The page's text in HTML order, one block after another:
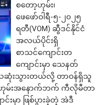
စတော့ဟုမ်း၊
ဖေဖော်ဝါရီ-၅-၂၀၂၅
ရတီ(VOM) ဆွီဒင်နိုင်ငံ
အလယ်ပိုင်းရှိ
စာသင်ကျောင်းတ
ကျောင်းမှာ သေနတ်
ေဆုံးသွားတယ်လို့ တာဝန်ရှိသူ
ဟုမ်းအနောက်ဘက် ကီလိုမီတာ
းမှာ ဖြစ်ပွားခဲ့တဲ့ အဲဒီ